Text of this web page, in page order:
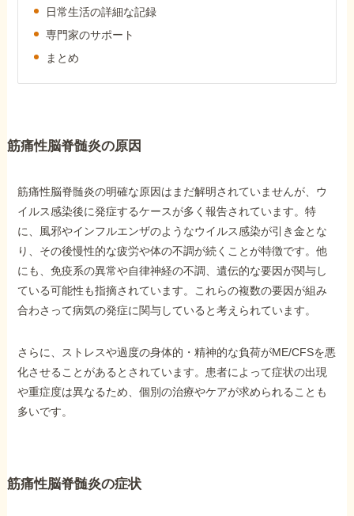
事務所について
サイトマップ
で受給相談をする
当事務所に
依頼するメリット
受付時間：平日9:00~18:00
日常生活の詳細な記録
専門家のサポート
まとめ
筋痛性脳脊髄炎の原因
筋痛性脳脊髄炎の明確な原因はまだ解明されていませんが、ウ
イルス感染後に発症するケースが多く報告されています。特
に、風邪やインフルエンザのようなウイルス感染が引き金とな
り、その後慢性的な疲労や体の不調が続くことが特徴です。他
にも、免疫系の異常や自律神経の不調、遺伝的な要因が関与し
ている可能性も指摘されています。これらの複数の要因が組み
合わさって病気の発症に関与していると考えられています。
さらに、ストレスや過度の身体的・精神的な負荷がME/CFSを悪
化させることがあるとされています。患者によって症状の出現
や重症度は異なるため、個別の治療やケアが求められることも
多いです。
筋痛性脳脊髄炎の症状